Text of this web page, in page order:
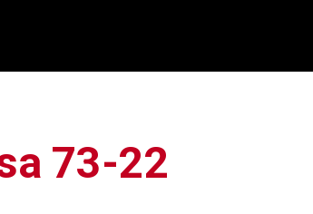
73-22